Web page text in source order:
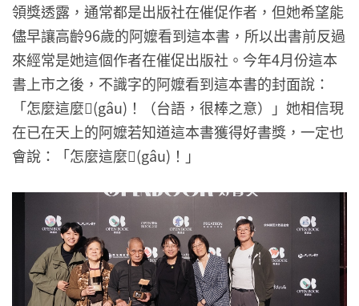
領獎透露，通常都是出版社在催促作者，但她希望能
儘早讓高齡96歲的阿嬤看到這本書，所以出書前反過
來經常是她這個作者在催促出版社。今年4月份這本
書上市之後，不識字的阿嬤看到這本書的封面說：
「怎麼這麼𠢕(gâu)！（台語，很棒之意）」她相信現
在已在天上的阿嬤若知道這本書獲得好書獎，一定也
會說：「怎麼這麼𠢕(gâu)！」